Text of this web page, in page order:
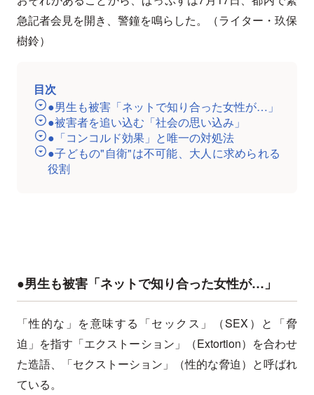
急記者会見を開き、警鐘を鳴らした。（ライター・玖保
樹鈴）
目次
●男生も被害「ネットで知り合った女性が…」
●被害者を追い込む「社会の思い込み」
●「コンコルド効果」と唯一の対処法
●子どもの"自衛"は不可能、大人に求められる
役割
●男生も被害「ネットで知り合った女性が…」
「性的な」を意味する「セックス」（SEX）と「脅
迫」を指す「エクストーション」（Extortion）を合わせ
た造語、「セクストーション」（性的な脅迫）と呼ばれ
ている。